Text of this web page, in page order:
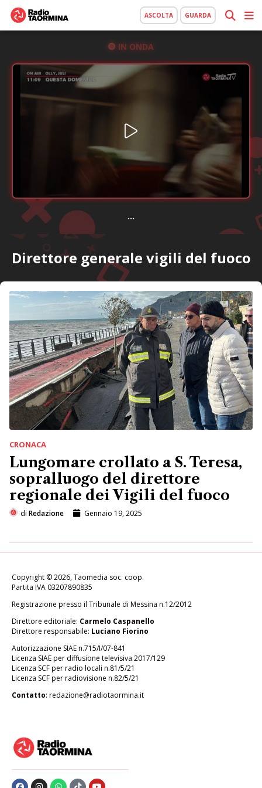
ASCOLTA GUARDA
IN ONDA
...
Direttore generale vigili del fuoco
CRONACA
Lungomare crollato a S. Teresa,
sopralluogo del direttore
regionale dei Vigili del fuoco
di Redazione Gennaio 19, 2025
Copyright © 2026, Taomedia soc. coop.
Partita IVA 03207890835
Registrazione presso il Tribunale di Messina n.12/2012
Direttore editoriale: Carmelo Caspanello
Direttore responsabile: Luciano Fiorino
Autorizzazione SIAE n.715/I/07-841
Licenza SIAE per diffusione televisiva 2017/129
Licenza SCF per radio locali n.81/5/21
Licenza SCF per radiovisione n.82/5/21
Contatto: redazione@radiotaormina.it